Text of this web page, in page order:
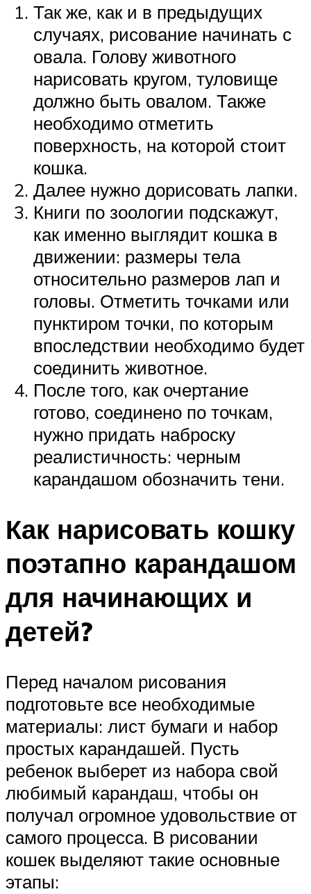
Так же, как и в предыдущих
случаях, рисование начинать с
овала. Голову животного
нарисовать кругом, туловище
должно быть овалом. Также
необходимо отметить
поверхность, на которой стоит
кошка.
Далее нужно дорисовать лапки.
Книги по зоологии подскажут,
как именно выглядит кошка в
движении: размеры тела
относительно размеров лап и
головы. Отметить точками или
пунктиром точки, по которым
впоследствии необходимо будет
соединить животное.
После того, как очертание
готово, соединено по точкам,
нужно придать наброску
реалистичность: черным
карандашом обозначить тени.
Как нарисовать кошку
поэтапно карандашом
для начинающих и
детей?
Перед началом рисования
подготовьте все необходимые
материалы: лист бумаги и набор
простых карандашей. Пусть
ребенок выберет из набора свой
любимый карандаш, чтобы он
получал огромное удовольствие от
самого процесса. В рисовании
кошек выделяют такие основные
этапы: